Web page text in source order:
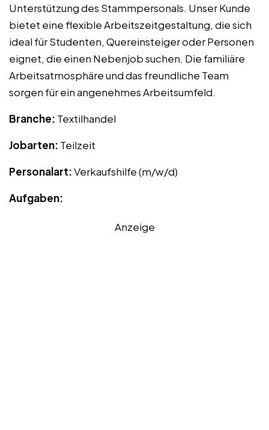
Unterstützung des Stammpersonals. Unser Kunde
bietet eine flexible Arbeitszeitgestaltung, die sich
ideal für Studenten, Quereinsteiger oder Personen
eignet, die einen Nebenjob suchen. Die familiäre
Arbeitsatmosphäre und das freundliche Team
sorgen für ein angenehmes Arbeitsumfeld.
Branche: Textilhandel
Jobarten: Teilzeit
Personalart:Verkaufshilfe (m/w/d)
Aufgaben:
Anzeige